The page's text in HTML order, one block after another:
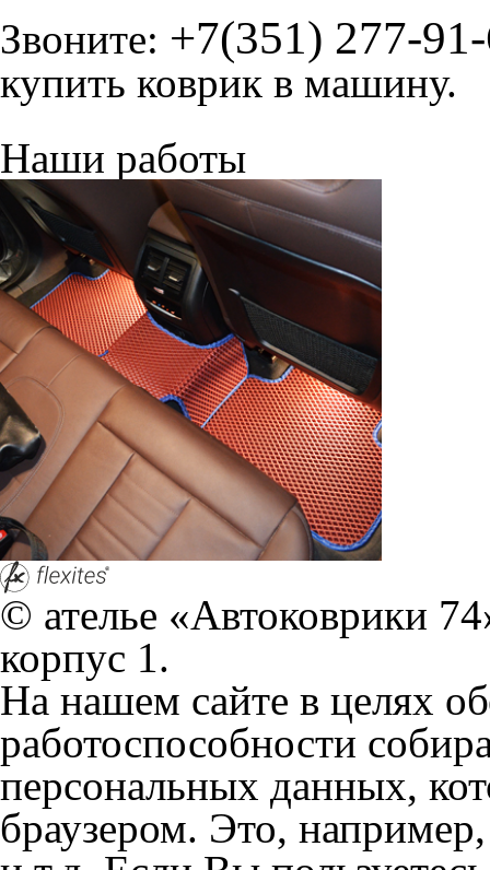
Звоните: +7(351) 277-
купить коврик в машину.
Наши работы
© ателье «Автоковрики
корпус 1.
На нашем сайте в целях
работоспособности
персональных данных,
браузером. Это,
и т.д. Если Вы
согласие на обработку